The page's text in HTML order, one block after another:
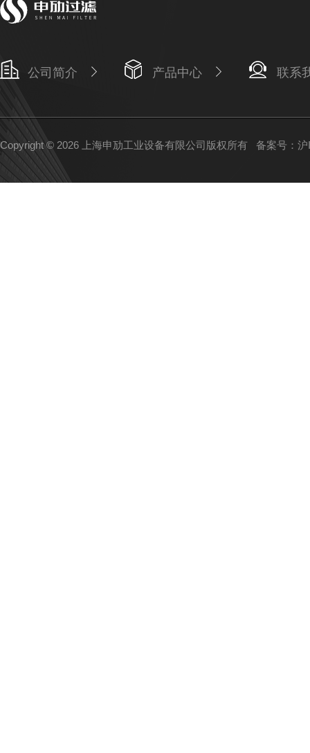
公司简介 产品中心 联系
Copyright © 2026 上海申劢工业设备有限公司版权所有 备案号：